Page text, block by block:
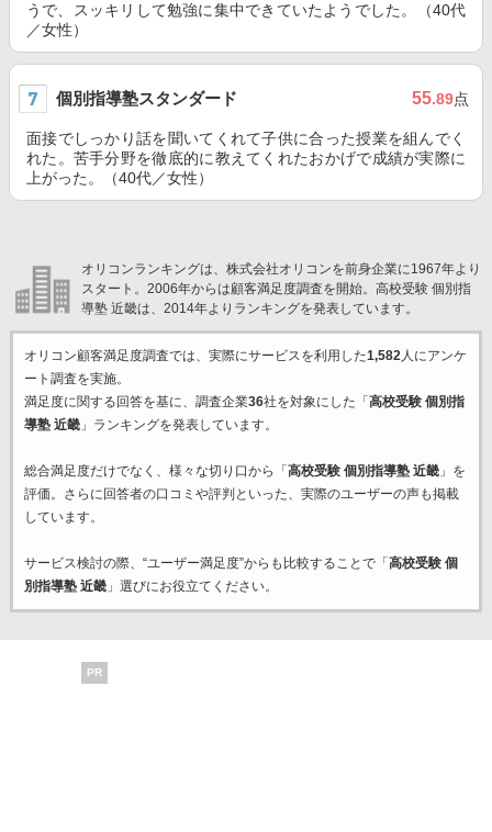
うで、スッキリして勉強に集中できていたようでした。（40代
／女性）
個別指導塾スタンダード 55.89点
面接でしっかり話を聞いてくれて子供に合った授業を組んでく
れた。苦手分野を徹底的に教えてくれたおかげで成績が実際に
上がった。（40代／女性）
オリコンランキングは、株式会社オリコンを前身企業に1967年より
スタート。2006年からは顧客満足度調査を開始。高校受験 個別指
導塾 近畿は、2014年よりランキングを発表しています。
オリコン顧客満足度調査では、実際にサービスを利用した1,582人にアンケ
ート調査を実施。
満足度に関する回答を基に、調査企業36社を対象にした「 高校受験 個別指
導塾 近畿」ランキングを発表しています。
総合満足度だけでなく、様々な切り口から「 高校受験 個別指導塾 近畿」を
評価。さらに回答者の口コミや評判といった、実際のユーザーの声も掲載
しています。
サービス検討の際、“ユーザー満足度”からも比較することで「 高校受験 個
別指導塾 近畿」選びにお役立てください。
PR